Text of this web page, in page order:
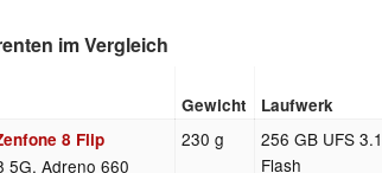
im Vergleich
Gewicht Laufwerk
8 Flip
5G, Adreno 660
230 g
256 GB UFS 3.1
Flash